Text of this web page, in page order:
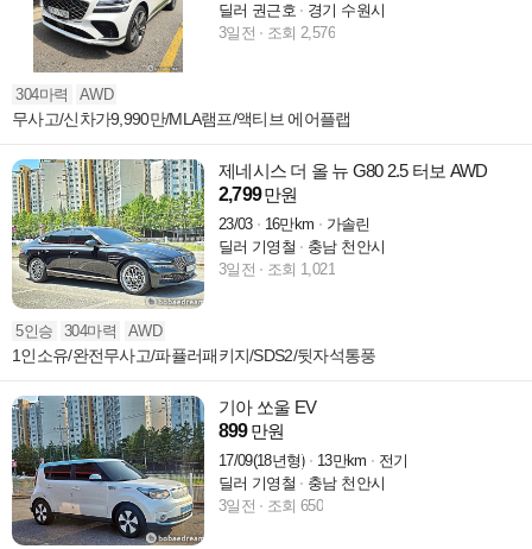
딜러 권근호
경기 수원시
3일전
조회 2,576
304마력 AWD
무사고/신차가9,990만/MLA램프/액티브 에어플랩
제네시스 더 올 뉴 G80 2.5 터보 AWD
2,799만원
23/03 16만km
가솔린
딜러 기영철
충남 천안시
3일전
조회 1,021
5인승 304마력 AWD
1인소유/완전무사고/파퓰러패키지/SDS2/뒷자석통풍
기아 쏘울 EV
899만원
17/09(18년형) 13만km
전기
딜러 기영철
충남 천안시
3일전
조회 650